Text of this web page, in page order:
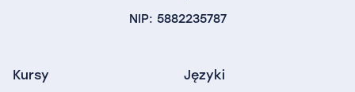
NIP: 5882235787
Kursy Języki